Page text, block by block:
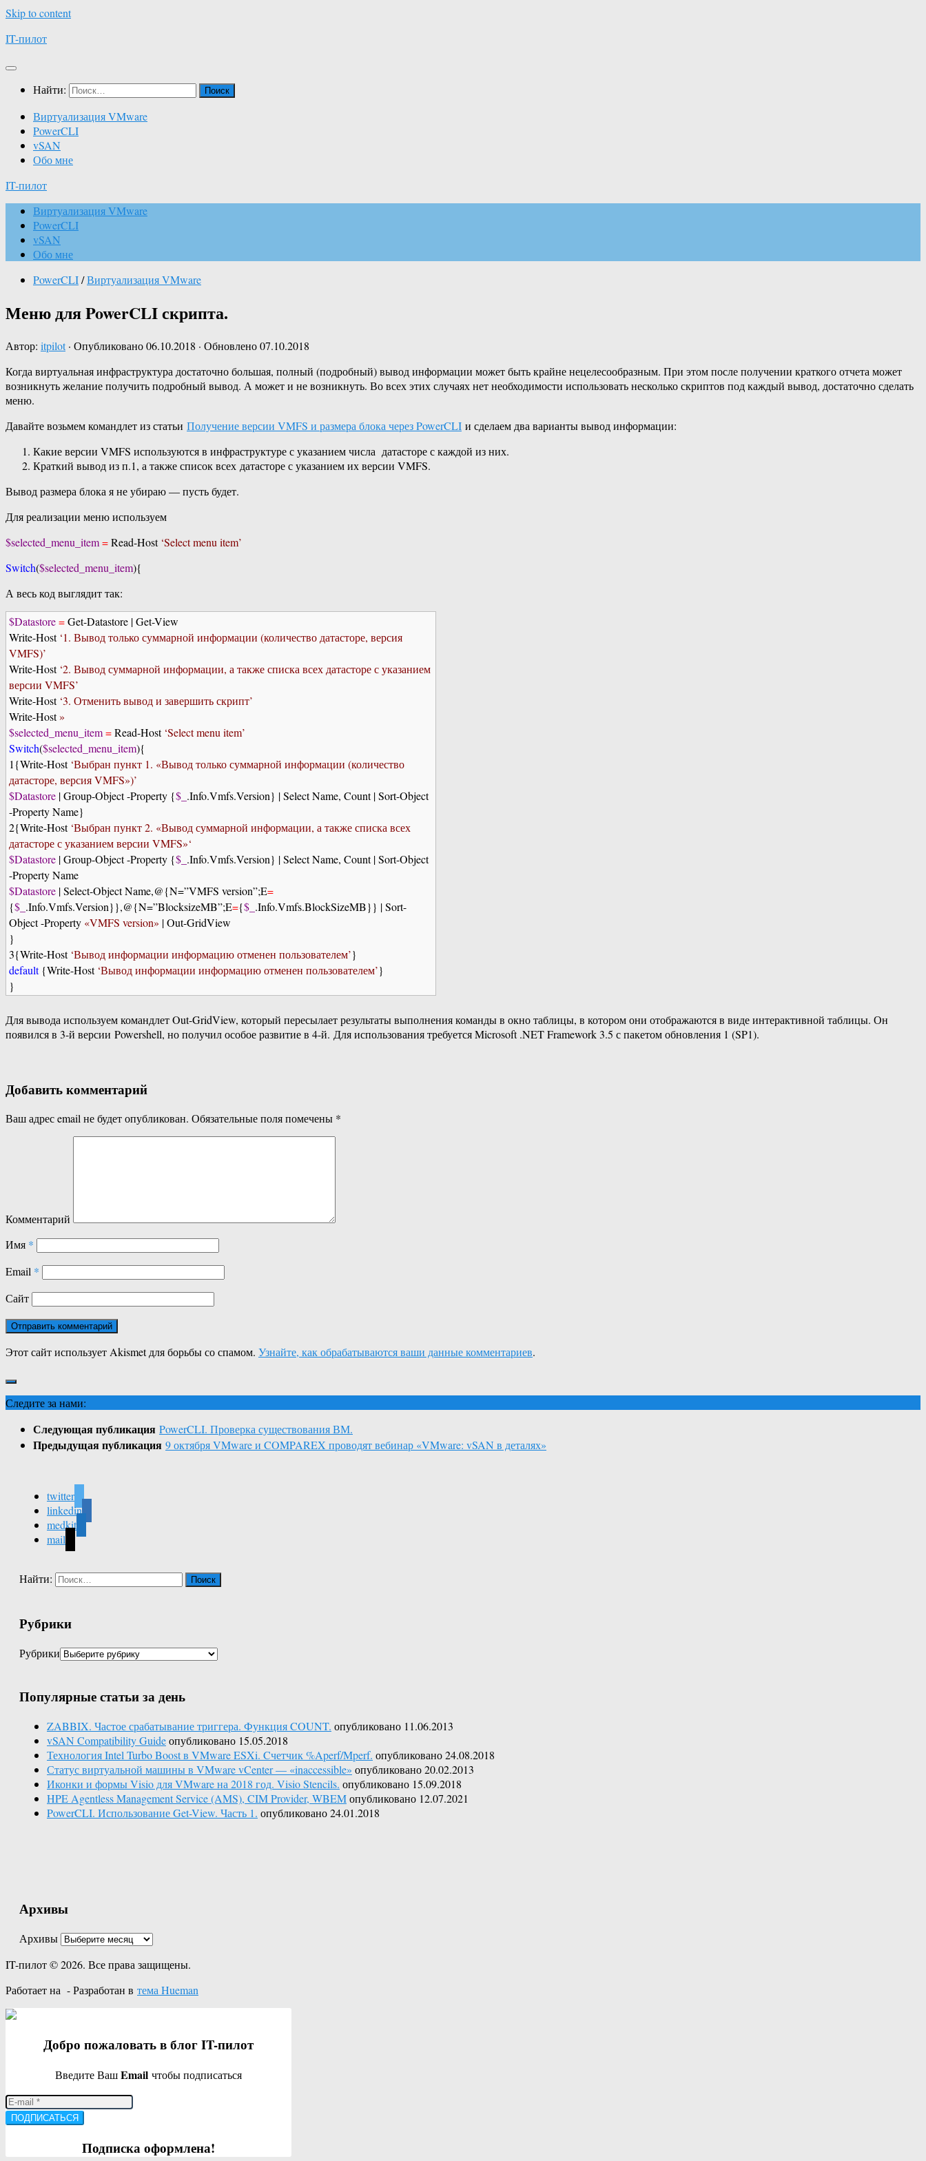
Skip to content
IT-пилот
Найти:
Виртуализация VMware
PowerCLI
vSAN
Обо мне
IT-пилот
Виртуализация VMware
PowerCLI
vSAN
Обо мне
PowerCLI/Виртуализация VMware
Меню для PowerCLI скрипта.
Автор: itpilot · Опубликовано06.10.2018 · Обновлено07.10.2018
Когда виртуальная инфраструктура достаточно большая, полный (подробный) вывод информации может быть крайне нецелесообразным. При этом после получении краткого отчета может
возникнуть желание получить подробный вывод. А может и не возникнуть. Во всех этих случаях нет необходимости использовать несколько скриптов под каждый вывод, достаточно сделать
меню.
Давайте возьмем командлет из статьи Получение версии VMFS и размера блока через PowerCLI и сделаем два варианты вывод информации:
Какие версии VMFS используются в инфраструктуре с указанием числа датасторе с каждой из них.
Краткий вывод из п.1, а также список всех датасторе с указанием их версии VMFS.
Вывод размера блока я не убираю — пусть будет.
Для реализации меню используем
$selected_menu_item=Read-Host ‘Select menu item’
Switch($selected_menu_item){
А весь код выглядит так:
$Datastore=Get-Datastore | Get-View
Write-Host ‘1. Вывод только суммарной информации (количество датасторе, версия
VMFS)’
Write-Host ‘2. Вывод суммарной информации, а также списка всех датасторе с указанием
версии VMFS’
Write-Host ‘3. Отменить вывод и завершить скрипт’
Write-Host»
$selected_menu_item=Read-Host ‘Select menu item’
Switch($selected_menu_item){
1{Write-Host ‘Выбран пункт 1. «Вывод только суммарной информации (количество
датасторе, версия VMFS»)’
$Datastore | Group-Object -Property {$_ .Info.Vmfs.Version} | Select Name, Count | Sort-Object
-Property Name}
2{Write-Host ‘Выбран пункт 2. «Вывод суммарной информации, а также списка всех
датасторе с указанием версии VMFS»‘
$Datastore | Group-Object -Property {$_ .Info.Vmfs.Version} | Select Name, Count | Sort-Object
-Property Name
$Datastore | Select-Object Name,@{N=”VMFS version”;E=
{$_ .Info.Vmfs.Version}},@{N=”BlocksizeMB”;E={$_ .Info.Vmfs.BlockSizeMB}} | Sort-
Object -Property «VMFS version» | Out-GridView
}
3{Write-Host ‘Вывод информации информацию отменен пользователем’}
default{Write-Host ‘Вывод информации информацию отменен пользователем’}
}
Для вывода используем командлет Out-GridView, который пересылает результаты выполнения команды в окно таблицы, в котором они отображаются в виде интерактивной таблицы. Он
появился в 3-й версии Powershell, но получил особое развитие в 4-й. Для использования требуется Microsoft .NET Framework 3.5 с пакетом обновления 1 (SP1).
Добавить комментарий
Ваш адрес email не будет опубликован. Обязательные поля помечены *
Комментарий
Имя *
Email *
Сайт
Этот сайт использует Akismet для борьбы со спамом. Узнайте, как обрабатываются ваши данные комментариев.
Следите за нами:
Следующая публикация PowerCLI. Проверка существования ВМ.
Предыдущая публикация 9 октября VMware и COMPAREX проводят вебинар «VMware: vSAN в деталях»
twitter
linkedin
medkit
mail
Найти:
Рубрики
Рубрики
Популярные статьи за день
ZABBIX. Частое срабатывание триггера. Функция COUNT. опубликовано 11.06.2013
vSAN Compatibility Guideопубликовано 15.05.2018
Технология Intel Turbo Boost в VMware ESXi. Cчетчик %Aperf/Mperf. опубликовано 24.08.2018
Статус виртуальной машины в VMware vCenter — «inaccessible» опубликовано 20.02.2013
Иконки и формы Visio для VMware на 2018 год. Visio Stencils. опубликовано 15.09.2018
HPE Agentless Management Service (AMS), CIM Provider, WBEMопубликовано 12.07.2021
PowerCLI. Использование Get-View. Часть 1. опубликовано 24.01.2018
Архивы
Архивы
IT-пилот © 2026. Все права защищены.
Работает на - Разработан в тема Hueman
Добро пожаловать в блог IT-пилот
Введите ВашEmail чтобы подписаться
ПОДПИСАТЬСЯ
Подписка оформлена!